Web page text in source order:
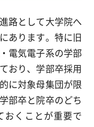
路として大学院へ
あります。特に旧
電気電子系の学部
おり、学部卒採用
に対象母集団が限
部卒と院卒のどち
おくことが重要で